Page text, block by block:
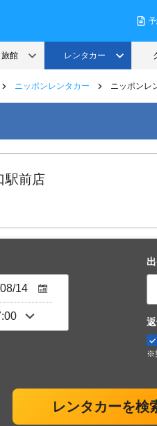
ニッポンレンタカー ニッポンレ
駅前店
※
レンタカーを検